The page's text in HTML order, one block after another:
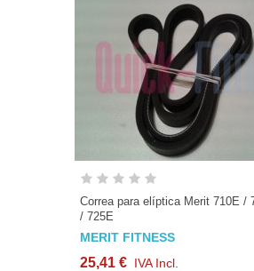
Correa para elíptica Merit 710E /
/ 725E
MERIT FITNESS
25,41 € IVA Incl.